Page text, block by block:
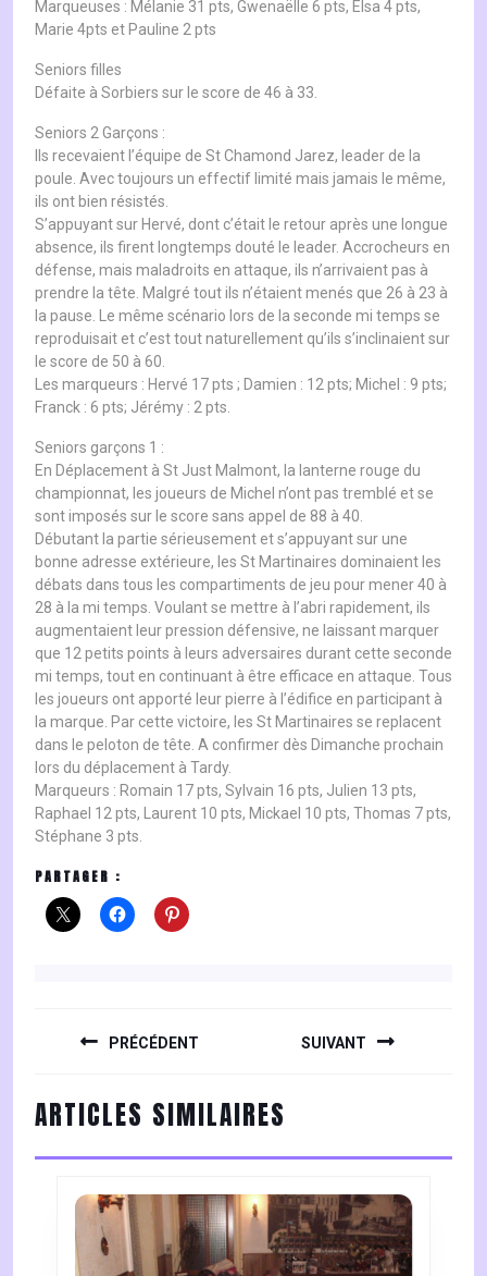
Marqueuses : Mélanie 31 pts, Gwenaëlle 6 pts, Elsa 4 pts,
Marie 4pts et Pauline 2 pts
Seniors filles
Défaite à Sorbiers sur le score de 46 à 33.
Seniors 2 Garçons :
Ils recevaient l’équipe de St Chamond Jarez, leader de la
poule. Avec toujours un effectif limité mais jamais le même,
ils ont bien résistés.
S’appuyant sur Hervé, dont c’était le retour après une longue
absence, ils firent longtemps douté le leader. Accrocheurs en
défense, mais maladroits en attaque, ils n’arrivaient pas à
prendre la tête. Malgré tout ils n’étaient menés que 26 à 23 à
la pause. Le même scénario lors de la seconde mi temps se
reproduisait et c’est tout naturellement qu’ils s’inclinaient sur
le score de 50 à 60.
Les marqueurs : Hervé 17 pts ; Damien : 12 pts; Michel : 9 pts;
Franck : 6 pts; Jérémy : 2 pts.
Seniors garçons 1 :
En Déplacement à St Just Malmont, la lanterne rouge du
championnat, les joueurs de Michel n’ont pas tremblé et se
sont imposés sur le score sans appel de 88 à 40.
Débutant la partie sérieusement et s’appuyant sur une
bonne adresse extérieure, les St Martinaires dominaient les
débats dans tous les compartiments de jeu pour mener 40 à
28 à la mi temps. Voulant se mettre à l’abri rapidement, ils
augmentaient leur pression défensive, ne laissant marquer
que 12 petits points à leurs adversaires durant cette seconde
mi temps, tout en continuant à être efficace en attaque. Tous
les joueurs ont apporté leur pierre à l’édifice en participant à
la marque. Par cette victoire, les St Martinaires se replacent
dans le peloton de tête. A confirmer dès Dimanche prochain
lors du déplacement à Tardy.
Marqueurs : Romain 17 pts, Sylvain 16 pts, Julien 13 pts,
Raphael 12 pts, Laurent 10 pts, Mickael 10 pts, Thomas 7 pts,
Stéphane 3 pts.
PARTAGER :
PRÉCÉDENT
post:
SUIVANT
post:
ARTICLES SIMILAIRES